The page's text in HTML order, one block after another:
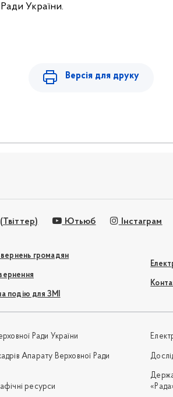
України.
Версія для друку
(Твіттер) Ютьюб Інстаграм
громадян
подію для ЗМІ
Ради України
Апарату Верховної Ради
ресурси